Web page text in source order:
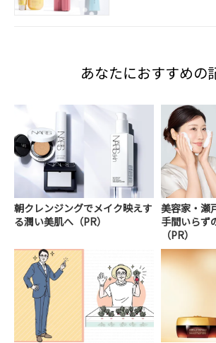
あなたにおすすめの
朝クレンジングでメイク映えす
る潤い美肌へ（PR）
美容家・瀬
手間いらず
（PR）